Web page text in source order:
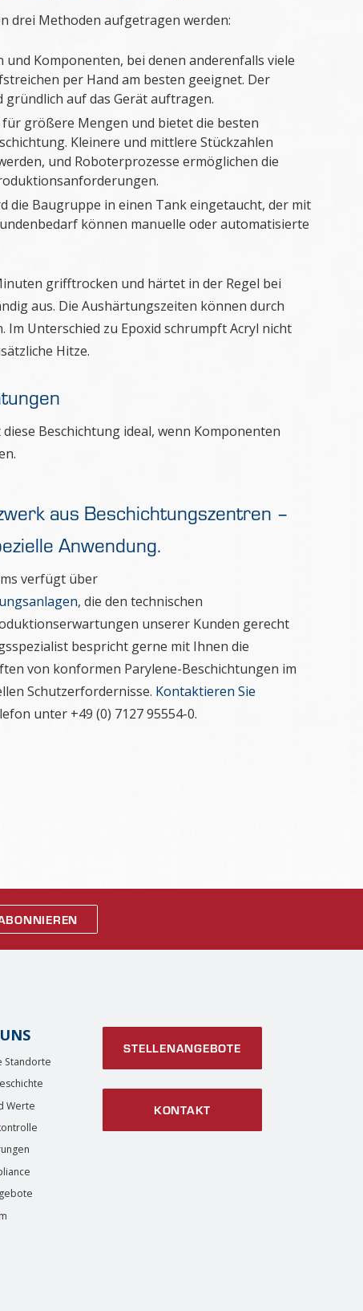
drei Methoden aufgetragen werden:
Komponenten, bei denen anderenfalls viele
per Hand am besten geeignet. Der
auf das Gerät auftragen.
größere Mengen und bietet die besten
Kleinere und mittlere Stückzahlen
und Roboterprozesse ermöglichen die
die Baugruppe in einen Tank eingetaucht, der mit
können manuelle oder automatisierte
grifftrocken und härtet in der Regel bei
aus. Die Aushärtungszeiten können durch
Unterschied zu Epoxid schrumpft Acryl nicht
Hitze.
Beschichtung ideal, wenn Komponenten
aus Beschichtungszentren –
Anwendung.
verfügt über
, die den technischen
unserer Kunden gerecht
bespricht gerne mit Ihnen die
von konformen Parylene-Beschichtungen im
Schutzerfordernisse. Kontaktieren Sie
unter +49 (0) 7127 95554-0.
Standorte
Werte
STELLENANGEBOTE
KONTAKT